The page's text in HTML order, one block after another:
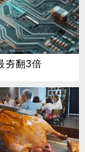
夯翻3倍